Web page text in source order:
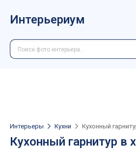
Интерьериум
Интерьеры Кухни Кухонный
Кухонный гарнитур в